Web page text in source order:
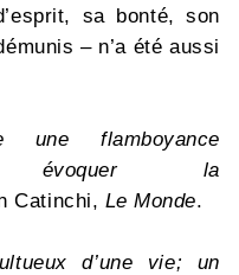
sa bonté, son
– n’a été aussi
une flamboyance
évoquer la
Catinchi, Le Monde.
d’une vie; un